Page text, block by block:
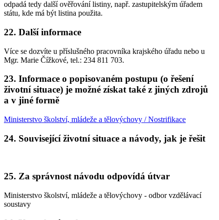
odpadá tedy další ověřování listiny, např. zastupitelským úřadem
státu, kde má být listina použita.
22. Další informace
Více se dozvíte u příslušného pracovníka krajského úřadu nebo u
Mgr. Marie Čížkové, tel.: 234 811 703.
23. Informace o popisovaném postupu (o řešení
životní situace) je možné získat také z jiných zdrojů
a v jiné formě
Ministerstvo školství, mládeže a tělovýchovy / Nostrifikace
24. Související životní situace a návody, jak je řešit
25. Za správnost návodu odpovídá útvar
Ministerstvo školství, mládeže a tělovýchovy - odbor vzdělávací
soustavy